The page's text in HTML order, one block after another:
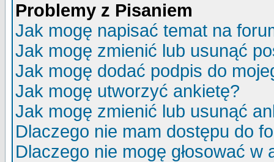
Problemy z Pisaniem
Jak mogę napisać temat na
Jak mogę zmienić lub usunąć
Jak mogę dodać podpis do
Jak mogę utworzyć ankietę?
Jak mogę zmienić lub usunąć
Dlaczego nie mam dostępu do
Dlaczego nie mogę głosować w